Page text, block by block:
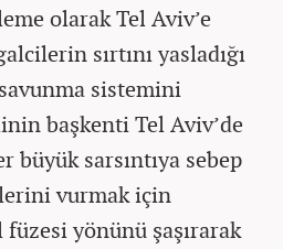
olarak Tel Aviv’e
sırtını yasladığı
sistemini
başkenti Tel Aviv’de
büyük sarsıntıya sebep
vurmak için
yönünü şaşırarak